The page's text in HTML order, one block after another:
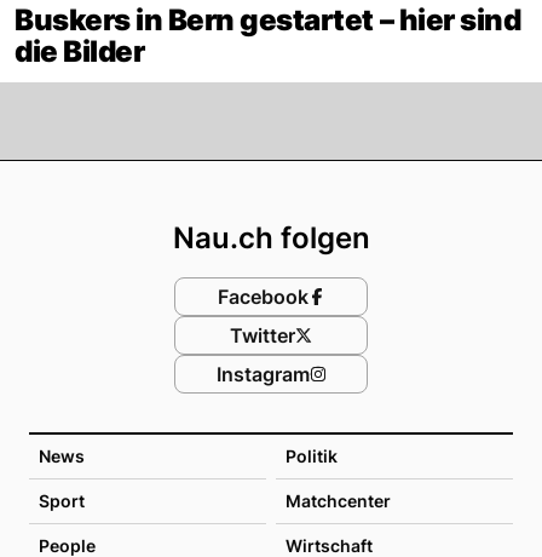
Buskers in Bern gestartet – hier sind
die Bilder
News Politik
Sport Matchcenter
People Wirtschaft
Nau.ch folgen
Facebook
Twitter
Instagram